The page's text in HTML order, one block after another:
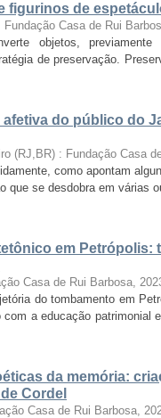
figurinos de
Fundação Casa de Rui
objetos, previamente
de preservação.
do público do
(RJ,BR) : Fundação Casa
como apontam
que se desdobra em várias
em Petrópolis:
Casa de Rui Barbosa,
do tombamento em
a educação patrimonial
da memória:
Cordel
Casa de Rui Barbosa,